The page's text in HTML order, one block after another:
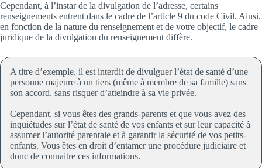
Cependant, à l’instar de la divulgation de l’adresse, certains
renseignements entrent dans le cadre de l’article 9 du code Civil. Ainsi,
en fonction de la nature du renseignement et de votre objectif, le cadre
juridique de la divulgation du renseignement diffère.
A titre d’exemple, il est interdit de divulguer l’état de santé d’une
personne majeure à un tiers (même à membre de sa famille) sans
son accord, sans risquer d’atteindre à sa vie privée.
Cependant, si vous êtes des grands-parents et que vous avez des
inquiétudes sur l’état de santé de vos enfants et sur leur capacité à
assumer l’autorité parentale et à garantir la sécurité de vos petits-
enfants. Vous êtes en droit d’entamer une procédure judiciaire et
donc de connaitre ces informations.